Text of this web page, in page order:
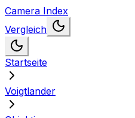
Camera Index
Vergleich
Startseite
Voigtlander